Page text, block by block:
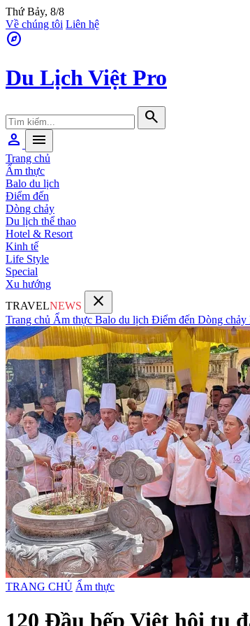
Thứ Bảy, 8/8
Về chúng tôi Liên hệ
explore
Du Lịch Việt Pro
search
person
menu
Trang chủ
Ẩm thực
Balo du lịch
Điểm đến
Dòng chảy
Du lịch thể thao
Hotel & Resort
Kinh tế
Life Style
Special
Xu hướng
TRAVELNEWS close
Trang chủ Ẩm thực Balo du lịch Điểm đến Dòng chảy
TRANG CHỦ Ẩm thực
120 Đầu bếp Việt hội tụ